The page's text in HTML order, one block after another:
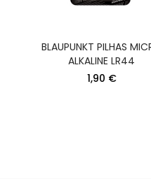
BLAUPUNKT PILHAS
ALKALINE LR44
1,90 €